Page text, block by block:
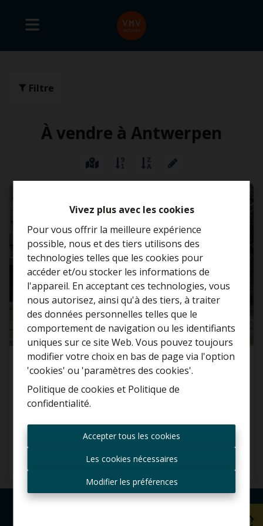
Vivez plus avec les cookies
Pour vous offrir la meilleure expérience
possible, nous et des tiers utilisons des
technologies telles que les cookies pour
accéder et/ou stocker les informations de
l'appareil. En acceptant ces technologies, vous
nous autorisez, ainsi qu'à des tiers, à traiter
des données personnelles telles que le
comportement de navigation ou les identifiants
uniques sur ce site Web. Vous pouvez toujours
modifier votre choix en bas de page via l'option
'cookies' ou 'paramètres des cookies'.
Politique de cookies et Politique de
confidentialité.
Accepter tous les cookies
Les cookies nécessaires
Modifier les préférences
Filtre
À vendre à Antwerpen
Commerce
2060 Antwerpen
Curieux de connaître la
valeur de votre maison ?
Estimation gratuite
Toujours être le premier
informé des nouvelles
offres ?
mail